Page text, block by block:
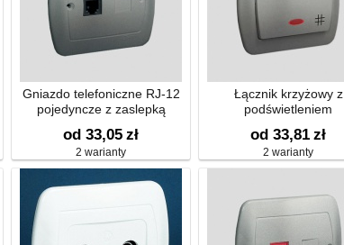
Gniazdo telefoniczne RJ-12
pojedyncze z zaslepką
od 33,05 zł
2 warianty
Łącznik krzyżowy z
podświetleniem
od 33,81 zł
2 warianty